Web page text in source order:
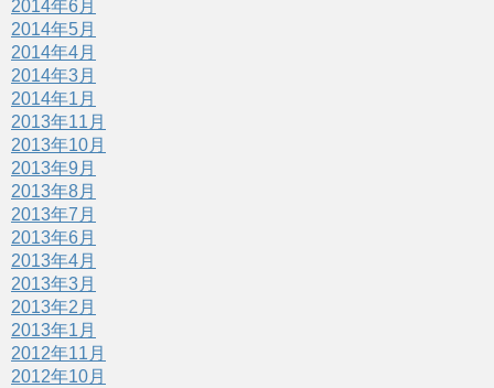
2014年6月
2014年5月
2014年4月
2014年3月
2014年1月
2013年11月
2013年10月
2013年9月
2013年8月
2013年7月
2013年6月
2013年4月
2013年3月
2013年2月
2013年1月
2012年11月
2012年10月